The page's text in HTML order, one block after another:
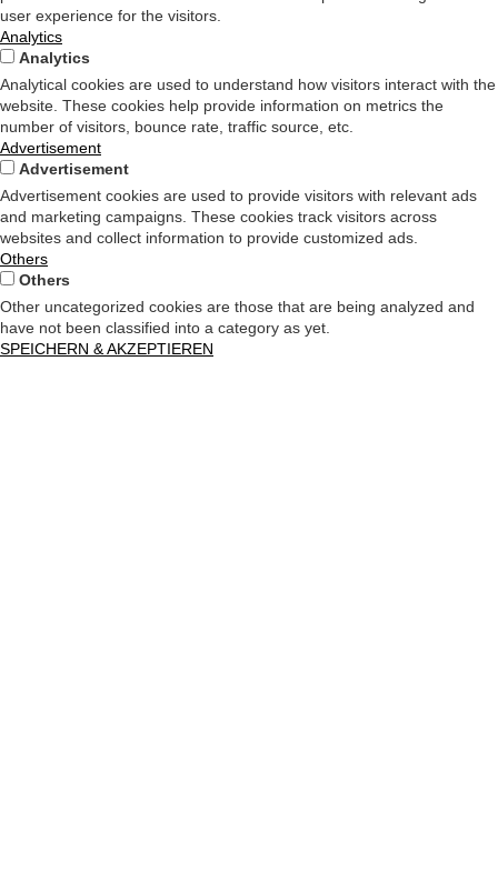
user experience for the visitors.
Analytics
Analytics
Analytical cookies are used to understand how visitors interact with the
website. These cookies help provide information on metrics the
number of visitors, bounce rate, traffic source, etc.
Advertisement
Advertisement
Advertisement cookies are used to provide visitors with relevant ads
and marketing campaigns. These cookies track visitors across
websites and collect information to provide customized ads.
Others
Others
Other uncategorized cookies are those that are being analyzed and
have not been classified into a category as yet.
SPEICHERN & AKZEPTIEREN